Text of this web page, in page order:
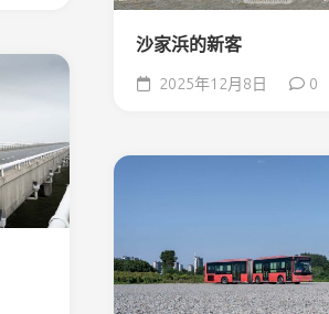
沙家浜的新客
2025年12月8日 0